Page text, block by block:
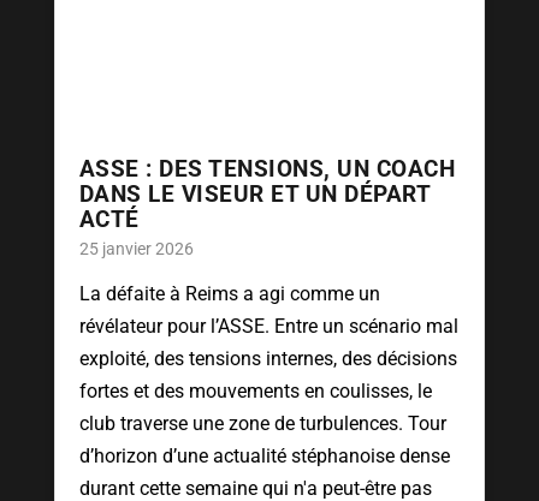
ASSE : DES TENSIONS, UN COACH
DANS LE VISEUR ET UN DÉPART
ACTÉ
25 janvier 2026
La défaite à Reims a agi comme un
révélateur pour l’ASSE. Entre un scénario mal
exploité, des tensions internes, des décisions
fortes et des mouvements en coulisses, le
club traverse une zone de turbulences. Tour
d’horizon d’une actualité stéphanoise dense
durant cette semaine qui n'a peut-être pas